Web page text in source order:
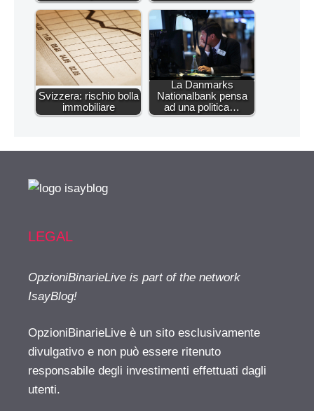
Svizzera: rischio bolla
immobiliare
La Danmarks
Nationalbank pensa
ad una politica…
LEGAL
OpzioniBinarieLive is part of the network
IsayBlog!
OpzioniBinarieLive è un sito esclusivamente
divulgativo e non può essere ritenuto
responsabile degli investimenti effettuati dagli
utenti.